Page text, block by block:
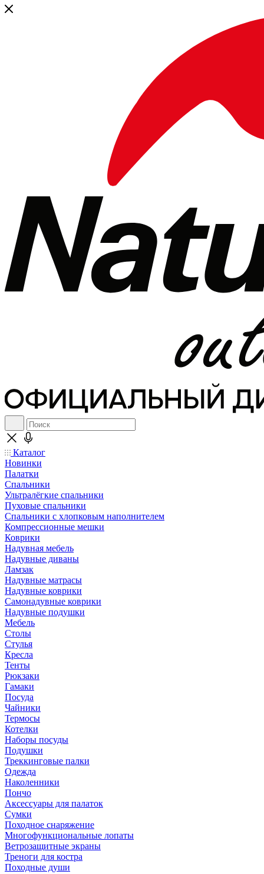
Каталог
Новинки
Палатки
Спальники
Ультралёгкие спальники
Пуховые спальники
Спальники с хлопковым наполнителем
Компрессионные мешки
Коврики
Надувная мебель
Надувные диваны
Ламзак
Надувные матрасы
Надувные коврики
Самонадувные коврики
Надувные подушки
Мебель
Столы
Стулья
Кресла
Тенты
Рюкзаки
Гамаки
Посуда
Чайники
Термосы
Котелки
Наборы посуды
Подушки
Треккинговые палки
Одежда
Наколенники
Пончо
Аксессуары для палаток
Сумки
Походное снаряжение
Многофункциональные лопаты
Ветрозащитные экраны
Треноги для костра
Походные души